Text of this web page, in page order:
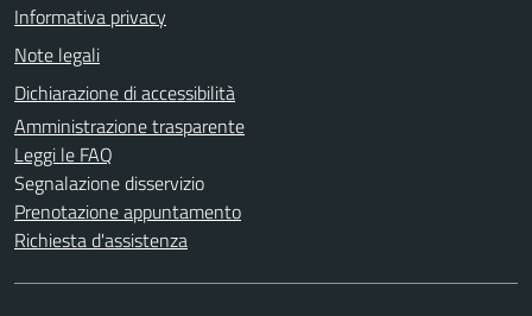
Informativa privacy
Note legali
Dichiarazione di accessibilità
Amministrazione trasparente
Leggi le FAQ
Segnalazione disservizio
Prenotazione appuntamento
Richiesta d'assistenza